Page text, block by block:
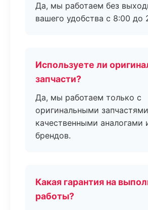
Да, мы работаем без
вашего удобства с 8:00 до
Используете ли
запчасти?
Да, мы работаем только с
оригинальными
качественными аналогами
брендов.
Какая гарантия на
работы?